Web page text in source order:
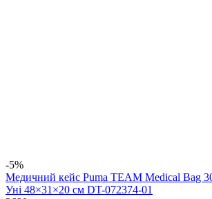
-5%
Медичний кейс Puma TEAM Medical Bag
Уні 48×31×20 см DT-072374-01